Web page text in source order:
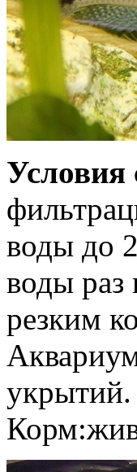
Условия
воды до
воды раз
резким
укрытий.